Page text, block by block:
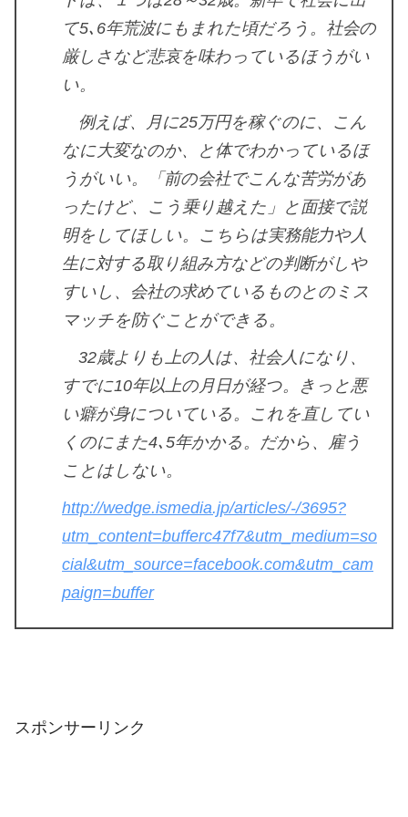
て5､6年荒波にもまれた頃だろう。社会の
厳しさなど悲哀を味わっているほうがい
い。
例えば、月に25万円を稼ぐのに、こん
なに大変なのか、と体でわかっているほ
うがいい。「前の会社でこんな苦労があ
ったけど、こう乗り越えた」と面接で説
明をしてほしい。こちらは実務能力や人
生に対する取り組み方などの判断がしや
すいし、会社の求めているものとのミス
マッチを防ぐことができる。
32歳よりも上の人は、社会人になり、
すでに10年以上の月日が経つ。きっと悪
い癖が身についている。これを直してい
くのにまた4､5年かかる。だから、雇う
ことはしない。
http://wedge.ismedia.jp/articles/-/3695?
utm_content=bufferc47f7&utm_medium=so
cial&utm_source=facebook.com&utm_cam
paign=buffer
スポンサーリンク